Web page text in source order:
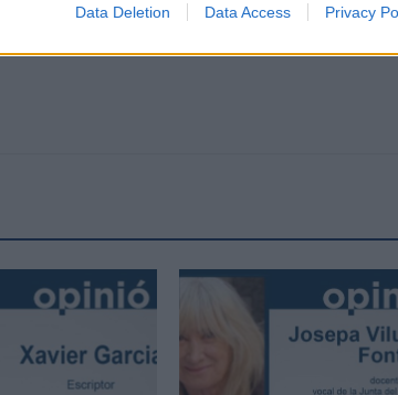
Data Deletion Data Access Privacy